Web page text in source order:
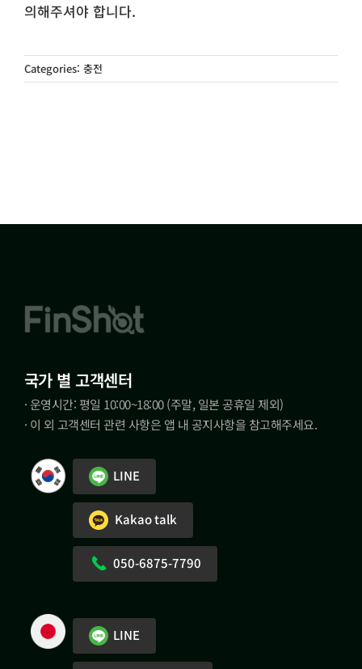
의해주셔야 합니다.
Categories: 충전
국가 별 고객센터
· 운영시간: 평일 10:00~18:00 (주말, 일본 공휴일 제외)
· 이 외 고객센터 관련 사항은 앱 내 공지사항을 참고해주세요.
LINE
Kakao talk
050-6875-7790
LINE